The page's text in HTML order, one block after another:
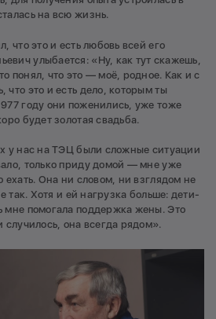
на всю жизнь.
что это и есть любовь всей его
улыбается: «Ну, как тут скажешь,
понял, что это — моё, родное. Как и с
что это и есть дело, которым ты
году они поженились, уже тоже
будет золотая свадьба.
у нас на ТЭЦ были сложные ситуации
только приду домой — мне уже
ехать. Она ни словом, ни взглядом не
так. Хотя и ей нагрузка больше: дети-
мне помогала поддержка жены. Это
случилось, она всегда рядом».